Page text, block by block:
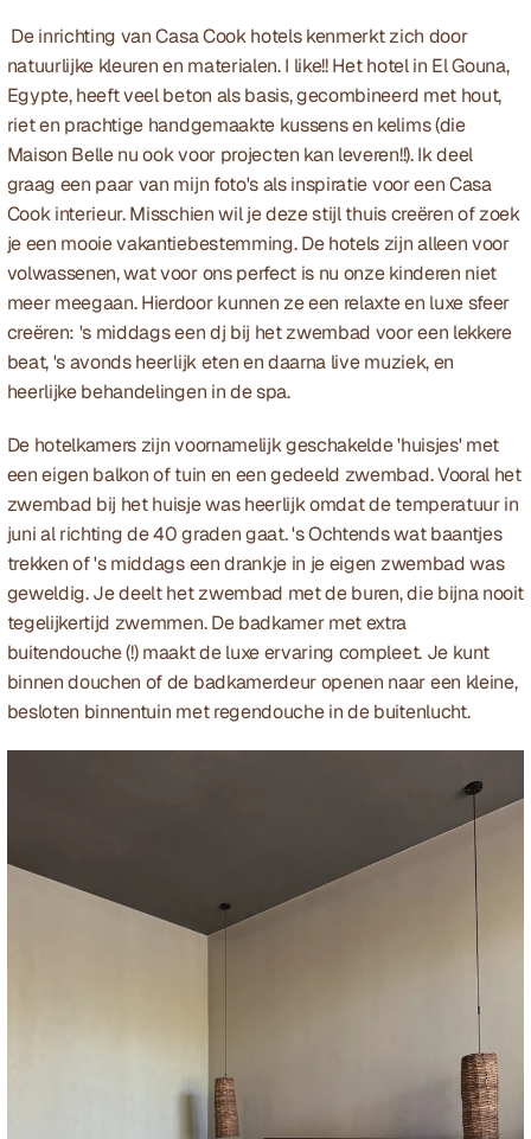
natuurlijke kleuren en materialen. I like!! Het hotel in El Gouna,
Egypte, heeft veel beton als basis, gecombineerd met hout,
riet en prachtige handgemaakte kussens en kelims (die
Maison Belle nu ook voor projecten kan leveren!!). Ik deel
graag een paar van mijn foto's als inspiratie voor een Casa
Cook interieur. Misschien wil je deze stijl thuis creëren of zoek
je een mooie vakantiebestemming. De hotels zijn alleen voor
volwassenen, wat voor ons perfect is nu onze kinderen niet
meer meegaan. Hierdoor kunnen ze een relaxte en luxe sfeer
creëren: 's middags een dj bij het zwembad voor een lekkere
beat, 's avonds heerlijk eten en daarna live muziek, en
heerlijke behandelingen in de spa.
De hotelkamers zijn voornamelijk geschakelde 'huisjes' met
een eigen balkon of tuin en een gedeeld zwembad. Vooral het
zwembad bij het huisje was heerlijk omdat de temperatuur in
juni al richting de 40 graden gaat. 's Ochtends wat baantjes
trekken of 's middags een drankje in je eigen zwembad was
geweldig. Je deelt het zwembad met de buren, die bijna nooit
tegelijkertijd zwemmen. De badkamer met extra
buitendouche (!) maakt de luxe ervaring compleet. Je kunt
binnen douchen of de badkamerdeur openen naar een kleine,
besloten binnentuin met regendouche in de buitenlucht.